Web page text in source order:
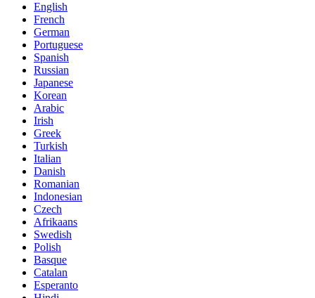
English
French
German
Portuguese
Spanish
Russian
Japanese
Korean
Arabic
Irish
Greek
Turkish
Italian
Danish
Romanian
Indonesian
Czech
Afrikaans
Swedish
Polish
Basque
Catalan
Esperanto